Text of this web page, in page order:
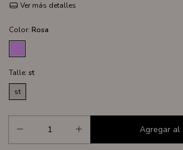
Ver más detalles
Color: Rosa
Talle: st
st